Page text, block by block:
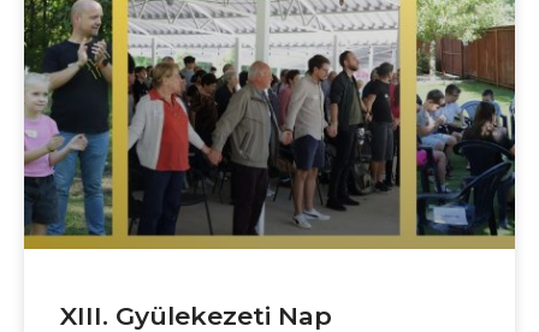
XIII. Gyülekezeti Nap